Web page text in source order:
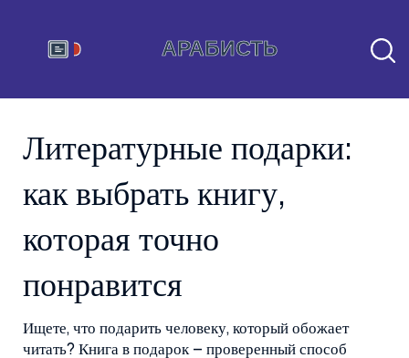
Литературные подарки:
как выбрать книгу,
которая точно
понравится
Ищете, что подарить человеку, который обожает
читать? Книга в подарок – проверенный способ